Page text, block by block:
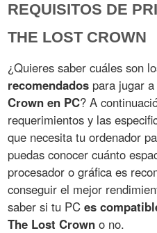
REQUISITOS DE
THE LOST CROWN
¿Quieres saber cuáles son
recomendados para jugar a
Crown en PC? A
requerimientos y las
que necesita tu ordenador
puedas conocer cuánto
procesador o gráfica es
conseguir el mejor
saber si tu PCes
The Lost Crown o no.